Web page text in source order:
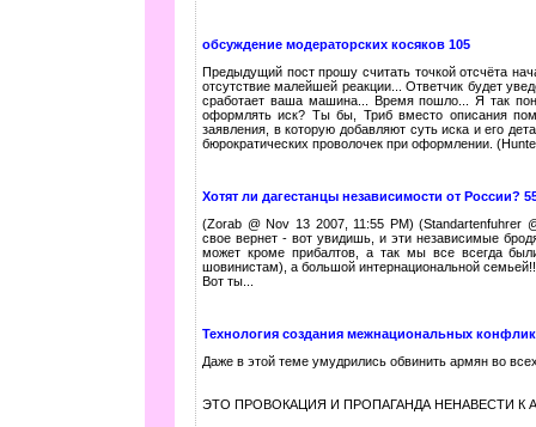
обсуждение модераторских косяков 105
Предыдущий пост прошу считать точкой отсчёта
отсутствие малейшей реакции... Ответчик будет
сработает ваша машина... Время пошло... Я так
оформлять иск? Ты бы, Триб вместо описания
заявления, в которую добавляют суть иска и его
бюрократических проволочек при оформлении.
Хотят ли дагестанцы независимости от России?
(Zorab @ Nov 13 2007, 11:55 PM) (Standartenfuhrer
свое вернет - вот увидишь, и эти независимые
может кроме прибалтов, а так мы все всегда
шовинистам), а большой интернациональной
Вот ты...
Технология создания межнациональных
Даже в этой теме умудрились обвинить армян во
ЭТО ПРОВОКАЦИЯ И ПРОПАГАНДА НЕНАВЕСТИ К